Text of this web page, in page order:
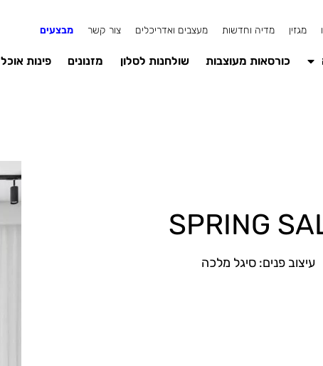
מגזין מדיה וחדשות מעצבים ואדריכלים צור קשר מבצעים
כורסאות מעוצבות שולחנות לסלון מזנונים פינות אוכל
SPRING
עיצוב פנים: סיגל מלכה